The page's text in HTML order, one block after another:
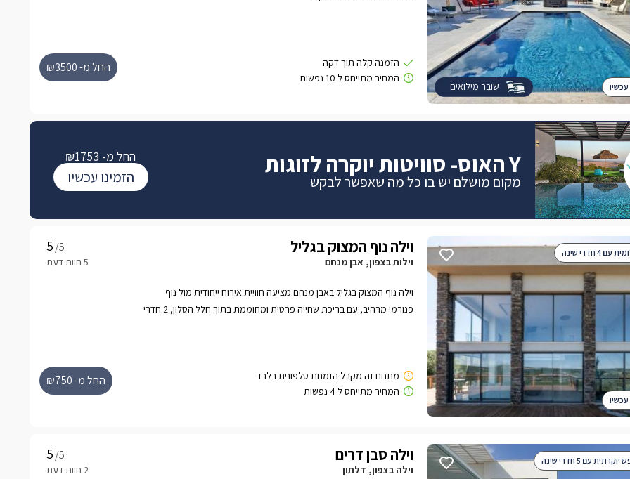
שובר מילואים
החל מ- ₪3500
וילה נוף המצוק בגליל /5
וילות בצפון, אבן מנחם
וילה נוף המצוק בגליל באבן מנחם מציעה חוויית אירוח ייחודית מול נוף
פנורמי מרהיב, עם בריכת שחייה פרטית ומחוממת בתוך חלל הסלון, 2 חדרי
החל מ- ₪750
4 חדרי שינה
וילה סבן דרים /5
וילה בצפון, דלתון
עם 5 חדרי שינה
Y האוס- סוויטות יוקרה לזוגות
מקום מושלם יש בו כל מה שאפשר לבקש
החל מ- ₪1753
הזמינו עכשיו